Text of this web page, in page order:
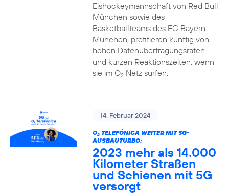
Eishockeymannschaft von Red Bull
München sowie des
Basketballteams des FC Bayern
München, profitieren künftig von
hohen Datenübertragungsraten
und kurzen Reaktionszeiten, wenn
sie im O2Netz surfen.
14. Februar 2024
O2TELEFÓNICA WEITER MIT 5G-
AUSBAUTURBO:
2023 mehr als 14.000
Kilometer Straßen
und Schienen mit 5G
versorgt